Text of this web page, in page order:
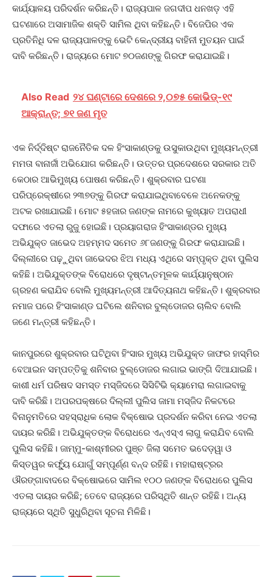
କାର୍ଯ୍ୟାଳୟ ପରିଦର୍ଶନ କରିଛନ୍ତି। ରାଜ୍ୟପାଳ ଜଗଦୀପ ଧନଖଡ଼ ଏହି
ଘଟଣାରେ ଅସାମାଜିକ ଶକ୍ତି ସାମିଲ ଥିବା କହିଛନ୍ତି। ବିଜେପିର ଏକ
ପ୍ରତିନିଧି ଦଳ ରାଜ୍ୟପାଳଙ୍କୁ ଭେଟି କେନ୍ଦ୍ରୀୟ ବାହିନୀ ମୁତୟନ ପାଇଁ
ଦାବି କରିଛନ୍ତି। ରାଜ୍ୟରେ ମୋଟ ୭୦ଜଣଙ୍କୁ ଗିରଫ କରାଯାଇଛି।
Also Read ୨୪ ଘଣ୍ଟାରେ ଦେଶରେ ୨,୦୭୫ କୋଭିଡ୍‌-୧୯
ଆକ୍ରାନ୍ତ; ୭୧ ଜଣ ମୃତ
ଏକ ନିର୍ଦ୍ଦିଷ୍ଟ ରାଜନୈତିକ ଦଳ ହିଂସାକାଣ୍ଡକୁ ଉସୁକାଉଥିବା ମୁଖ୍ୟମନ୍ତ୍ରୀ
ମମତା ବାନାର୍ଜୀ ଅଭିଯୋଗ କରିଛନ୍ତି। ଉତ୍ତର ପ୍ରଦେଶରେ ସରକାର ଅତି
କେଠାର ଆଭିମୁଖ୍ୟ ପୋଷଣ କରିଛନ୍ତି। ଶୁକ୍ରବାର ଘଟଣା
ପରିପ୍ରେକ୍ଷୀରେ ୨୩୭ଙ୍କୁ ଗିରଫ କରାଯାଇଥିବାବେଳେ ଅନେକଙ୍କୁ
ଅଟକ ରଖାଯାଇଛି। ମୋଟ ୫ହଜାର ଜଣଙ୍କ ନାମରେ କୁଖ୍ୟାତ ଅପରାଧୀ
ଦଫାରେ ଏତଲା ରୁଜୁ ହୋଇଛି। ପ୍ରୟାଗରାଜ ହିଂସାକାଣ୍ଡର ମୁଖ୍ୟ
ଅଭିଯୁକ୍ତ ଜାଭେଦ ଅହମ୍ମଦ ସମେତ ୬୮ଜଣଙ୍କୁ ଗିରଫ କରାଯାଇଛି।
ଦିଲ୍ଲୀରେ ପଢ଼ୁଥିବା ଜାଭେଦର ଝିଅ ମଧ୍ୟ ଏଥିରେ ସମ୍ପୃକ୍ତ ଥିବା ପୁଲିସ
କହିଛି। ଅଭିଯୁକ୍ତଙ୍କ ବିରୋଧରେ ଦୃଷ୍ଟାନ୍ତମୂଳକ କାର୍ଯ୍ୟାନୁଷ୍ଠାନ
ଗ୍ରହଣ କରାଯିବ ବୋଲି ମୁଖ୍ୟମନ୍ତ୍ରୀ ଆଦିତ୍ୟନାଥ କହିଛନ୍ତି। ଶୁକ୍ରବାର
ନମାଜ ପରେ ହିଂସାକାଣ୍ଡ ଘଟିଲେ ଶନିବାର ବୁଲ୍‌ଡୋଜର ଚାଲିବ ବୋଲି
ଜଣେ ମନ୍ତ୍ରୀ କହିଛନ୍ତି।
କାନପୁରରେ ଶୁକ୍ରବାର ଘଟିଥିବା ହିଂସାର ମୁଖ୍ୟ ଅଭିଯୁକ୍ତ ଜାଫର ହାସ୍‌ମିର
ବେଆଇନ ସମ୍ପତ୍ତିକୁ ଶନିବାର ବୁଲ୍‌ଡୋଜର ଲଗାଇ ଭାଙ୍ଗି ଦିଆଯାଇଛି।
କାଶୀ ଧର୍ମ ପରିଷଦ ସମସ୍ତ ମସ୍‌ଜିଦରେ ସିସିଟିଭି କ୍ୟାମେରା ଲଗାଇବାକୁ
ଦାବି କରିଛି। ଅପରପକ୍ଷରେ ଦିଲ୍ଲୀ ପୁଲିସ ଜାମା ମସ୍‌ଜିଦ ନିକଟରେ
ବିନାନୁମତିରେ ସହସ୍ରାଧିକ ଲୋକ ବିକ୍ଷୋଭ ପ୍ରଦର୍ଶନ କରିବା ନେଇ ଏତଲା
ଦାୟର କରିଛି। ଅଭିଯୁକ୍ତଙ୍କ ବିରୋଧରେ ଏନ୍‌ଏସ୍‌ଏ ଲାଗୁ କରାଯିବ ବୋଲି
ପୁଲିସ କହିଛି। ଜାମ୍ମୁ-କାଶ୍ମୀରର ପୁଞ୍ଚ ଜିଲା ସମେତ ଭଦେଡ଼ୱା ଓ
କିସ୍ତୱର କର୍ଫ୍ୟୁ ଯୋଗୁଁ ସମ୍ପୂର୍ଣ୍ଣ ବନ୍ଦ ରହିଛି। ମହାରାଷ୍ଟ୍ରର
ଔରଙ୍ଗାବାଦରେ ବିକ୍ଷୋଭରେ ସାମିଲ ୧୦୦ ଜଣଙ୍କ ବିରୋଧରେ ପୁଲିସ
ଏତଲା ଦାୟର କରିଛି; ତେବେ ରାଜ୍ୟରେ ପରିସ୍ଥିତି ଶାନ୍ତ ରହିଛି। ଅନ୍ୟ
ରାଜ୍ୟରେ ସ୍ଥିତି ସୁଧୁରିଥିବା ସୂଚନା ମିଳିଛି।